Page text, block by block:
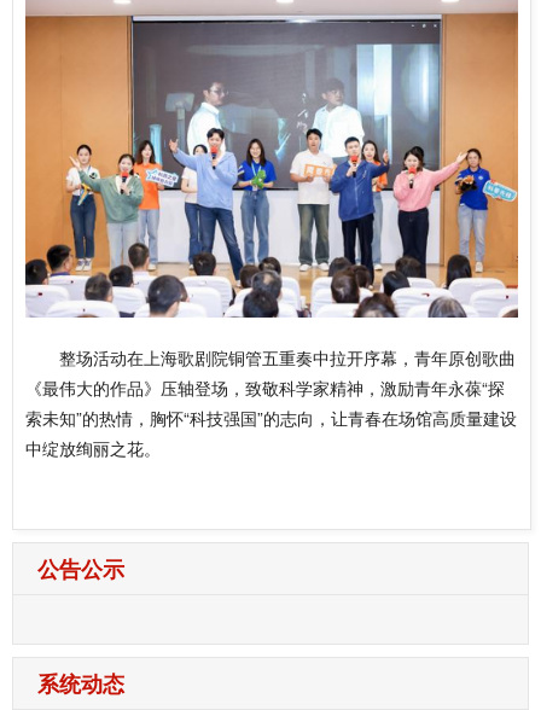
整场活动在上海歌剧院铜管五重奏中拉开序幕，青年原创歌曲
《最伟大的作品》压轴登场，致敬科学家精神，激励青年永葆“探
索未知”的热情，胸怀“科技强国”的志向，让青春在场馆高质量建设
中绽放绚丽之花。
公告公示
系统动态